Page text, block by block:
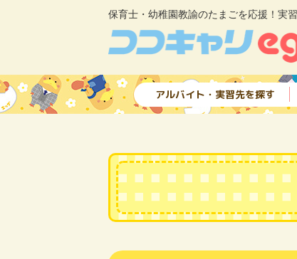
保育士・幼稚園教諭のたまごを応援！実
アルバイト・実習先を探す